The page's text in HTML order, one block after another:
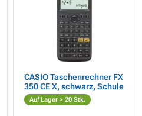
CASIO Taschenrechner FX
350 CE X, schwarz, Schule
Auf Lager > 20 Stk.